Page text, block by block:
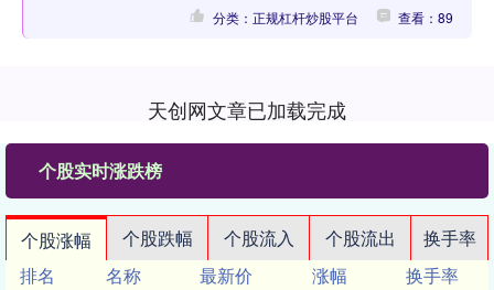
分类：正规杠杆炒股平台 查看：89
天创网文章已加载完成
个股实时涨跌榜
个股涨幅 个股跌幅 个股流入 个股流出
换手率
排名
名称 最新价 涨幅
换手率